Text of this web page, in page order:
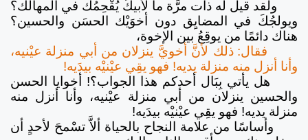
ولقد قيل له ذات مرَّة ما لأبيكَ يُقْحِمُك في المهالك؟
ويولجُكَ في المضايِق دون أخوَيْك الحسَن والحسين؟
هناك دائمًا من يوقِعُ بين الإخوة،
فقال: ذلك لأنَّ أخويَّ ينزلان من أبي منزلة عيْنيه،
وأنا أنزل منه منزلة يديه! فهو يقِي عيْنيْه بيدَيه!
هل يأتي بِبَال أحدكم هذا الجواب؟! أخوايا الحسن
والحسين ينزلان من أبي منزلة عيْنيه، وأنا أنزل منه
منزلة يديه! فهو يقِي عيْنيْه بيدَيه!
وأساسًا من علامة النجاح بالحياة ألاَّ تسْمحَ لأحدٍ أن